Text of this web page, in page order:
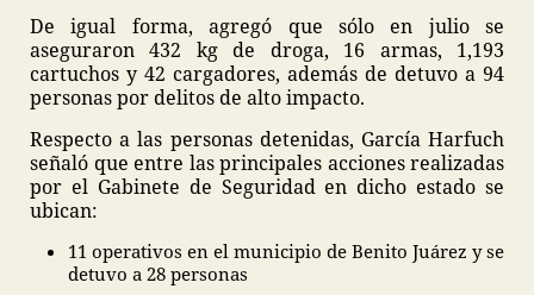
De igual forma, agregó que sólo en julio se
aseguraron 432 kg de droga, 16 armas, 1,193
cartuchos y 42 cargadores, además de detuvo a 94
personas por delitos de alto impacto.
Respecto a las personas detenidas, García Harfuch
señaló que entre las principales acciones realizadas
por el Gabinete de Seguridad en dicho estado se
ubican:
11 operativos en el municipio de Benito Juárez y se
detuvo a 28 personas